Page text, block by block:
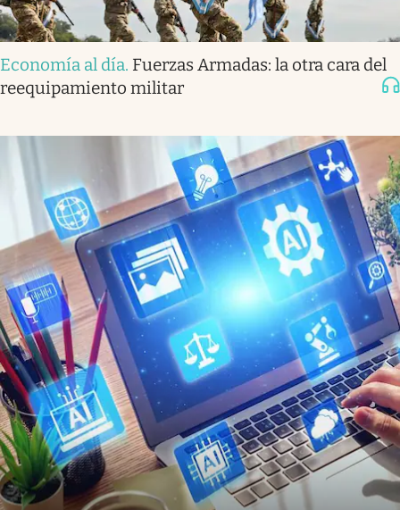
Economía al día. Fuerzas Armadas: la otra cara del
reequipamiento militar